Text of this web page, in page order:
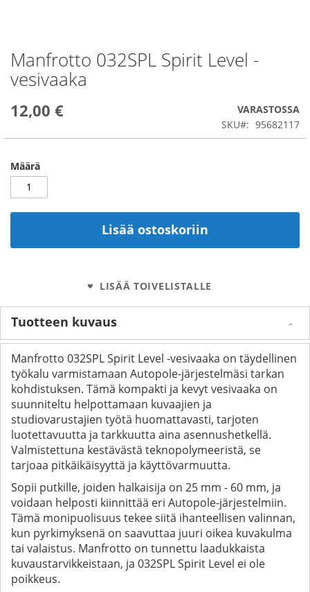
Manfrotto 032SPL Spirit Level -
vesivaaka
12,00 €
VARASTOSSA
SKU
95682117
Määrä
Lisää ostoskoriin
LISÄÄ TOIVELISTALLE
Skip
to
the
of
Tuotteen kuvaus
Manfrotto 032SPL Spirit Level -vesivaaka on täydellinen
työkalu varmistamaan Autopole-järjestelmäsi tarkan
kohdistuksen. Tämä kompakti ja kevyt vesivaaka on
suunniteltu helpottamaan kuvaajien ja
studiovarustajien työtä huomattavasti, tarjoten
luotettavuutta ja tarkkuutta aina asennushetkellä.
Valmistettuna kestävästä teknopolymeeristä, se
tarjoaa pitkäikäisyyttä ja käyttövarmuutta.
Sopii putkille, joiden halkaisija on 25 mm - 60 mm, ja
voidaan helposti kiinnittää eri Autopole-järjestelmiin.
Tämä monipuolisuus tekee siitä ihanteellisen valinnan,
kun pyrkimyksenä on saavuttaa juuri oikea kuvakulma
tai valaistus. Manfrotto on tunnettu laadukkaista
kuvaustarvikkeistaan, ja 032SPL Spirit Level ei ole
poikkeus.